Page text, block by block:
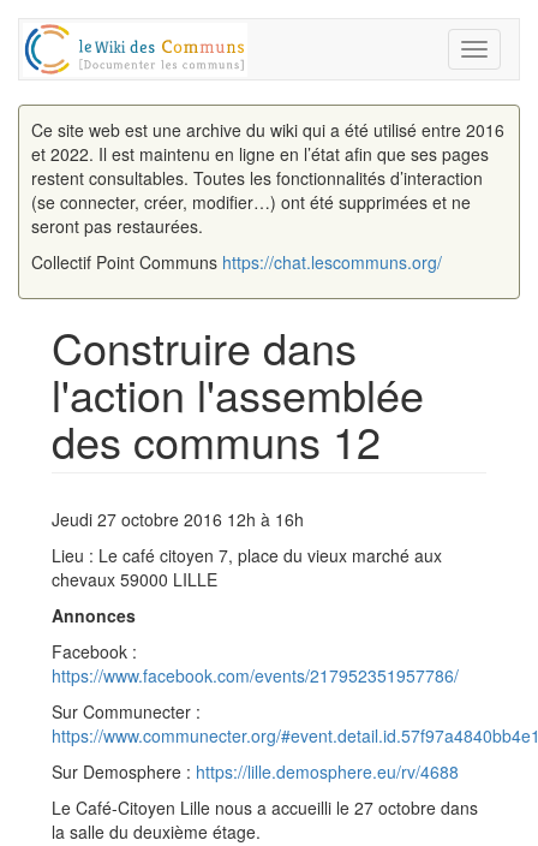
Toggle
Ce site web est une archive du wiki qui a été utilisé entre 2016
et 2022. Il est maintenu en ligne en l’état afin que ses pages
restent consultables. Toutes les fonctionnalités d’interaction
(se connecter, créer, modifier…) ont été supprimées et ne
seront pas restaurées.
Collectif Point Communs https://chat.lescommuns.org/
Construire dans
l'action l'assemblée
des communs 12
Jeudi 27 octobre 2016 12h à 16h
Lieu : Le café citoyen 7, place du vieux marché aux
chevaux 59000 LILLE
Annonces
Facebook :
https://www.facebook.com/events/217952351957786/
Sur Communecter :
https://www.communecter.org/
Sur Demosphere : https://lille.demosphere.eu/rv/4688
Le Café-Citoyen Lille nous a accueilli le 27 octobre dans
la salle du deuxième étage.